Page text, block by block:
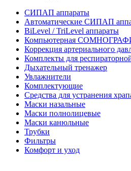
СИПАП аппараты
Автоматические СИПАП
BiLevel / TriLevel аппараты
Компьютерная
Коррекция артериального
Комплекты для
Дыхательный тренажер
Увлажнители
Комплектующие
Средства для устранения
Маски назальные
Маски полнолицевые
Маски канюльные
Трубки
Фильтры
Комфорт и уход